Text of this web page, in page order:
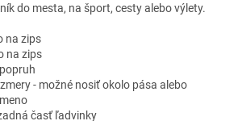
do mesta, na šport, cesty alebo výlety.
na zips
na zips
- možné nosiť okolo pása alebo
časť ľadvinky